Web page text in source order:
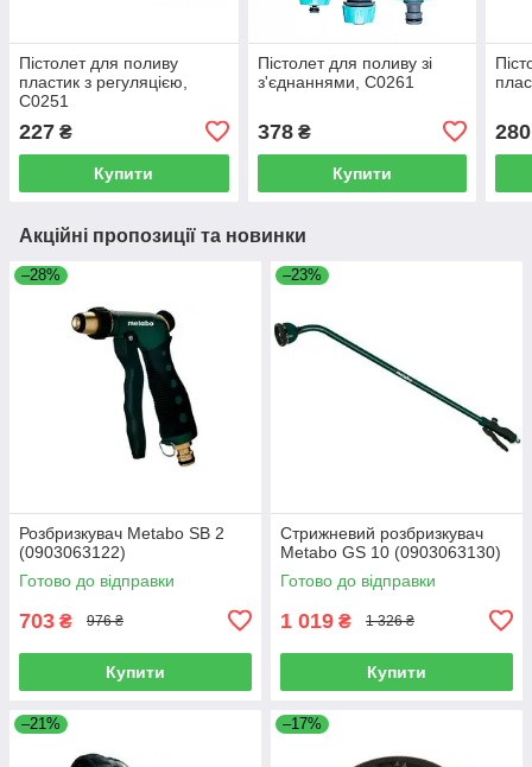
Пістолет для поливу
пластик з регуляцією,
C0251
227 ₴
Купити
Пістолет для поливу зі
з'єднаннями, C0261
378₴
Купити
280
Акційні пропозиції та новинки
–28%
Розбризкувач Metabo SB 2
(0903063122)
Готово до відправки
703 ₴ 976 ₴
Купити
–23%
Стрижневий розбризкувач
Metabo GS 10 (0903063130)
Готово до відправки
1 019 ₴ 1 326 ₴
Купити
–21% –17%